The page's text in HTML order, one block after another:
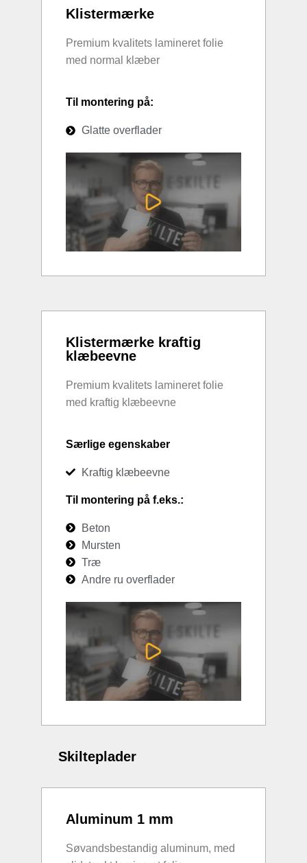
Klistermærke
Premium kvalitets lamineret folie
med normal klæber
Til montering på:
Glatte overflader
Klistermærke kraftig
klæbeevne
Premium kvalitets lamineret folie
med kraftig klæbeevne
Særlige egenskaber
Kraftig klæbeevne
Til montering på f.eks.:
Beton
Mursten
Træ
Andre ru overflader
Skilteplader
Aluminum 1 mm
Søvandsbestandig aluminum, med